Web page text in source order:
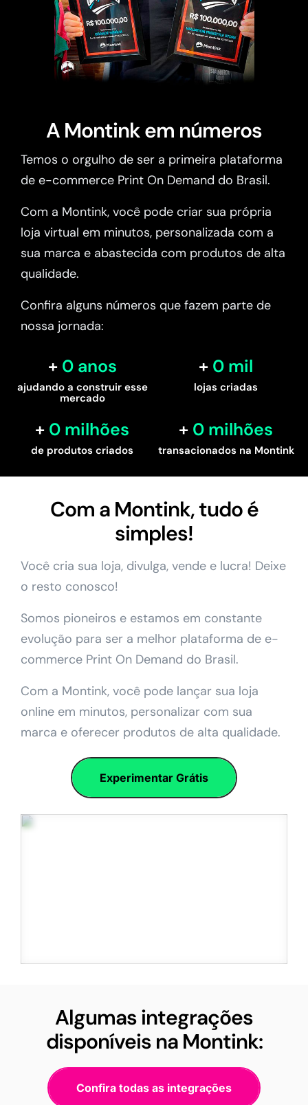
A Montink em números
Temos o orgulho de ser a primeira plataforma
de e-commerce Print On Demand do Brasil.
Com a Montink, você pode criar sua própria
loja virtual em minutos, personalizada com a
sua marca e abastecida com produtos de alta
qualidade.
Confira alguns números que fazem parte de
nossa jornada:
ajudando a construir esse
mercado
0 anos
lojas criadas
0 mil
de produtos criados
0 milhões
transacionados na Montink
0 milhões
Com a Montink, tudo é
simples!
Você cria sua loja, divulga, vende e lucra! Deixe
o resto conosco!
Somos pioneiros e estamos em constante
evolução para ser a melhor plataforma de e-
commerce Print On Demand do Brasil.
Com a Montink, você pode lançar sua loja
online em minutos, personalizar com sua
marca e oferecer produtos de alta qualidade.
Experimentar Grátis
Algumas integrações
disponíveis na Montink:
Confira todas as integrações